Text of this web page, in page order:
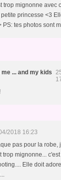
trop mignonne avec
princesse <3
PS: tes photos sont
me ... and my kids
2018 16:23
pas pour la robe,
trop mignonne...
Elle doit